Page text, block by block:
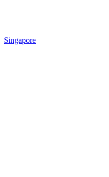
Singapore